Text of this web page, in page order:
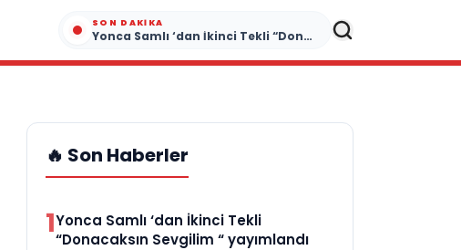
SON DAKIKA
Yonca Samlı ‘dan İkinci Tekli “Donacaksın Sevgilim “ yayımlandı
🔥 Son Haberler
1Yonca Samlı ‘dan İkinci Tekli
“Donacaksın Sevgilim “ yayımlandı